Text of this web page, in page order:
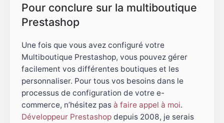
Pour conclure sur la multiboutique
Prestashop
Une fois que vous avez configuré votre
Multiboutique Prestashop, vous pouvez gérer
facilement vos différentes boutiques et les
personnaliser. Pour tous vos besoins dans le
processus de configuration de votre e-
commerce, n’hésitez pasà faire appel à moi.
Développeur Prestashop depuis 2008, je serais